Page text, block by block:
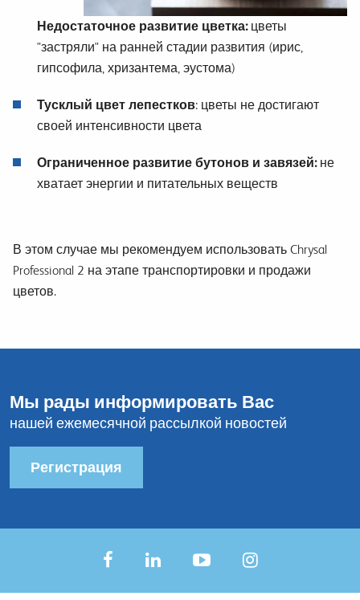
Недостаточное развитие цветка: цветы
"застряли" на ранней стадии развития (ирис,
гипсофила, хризантема, эустома)
Тусклый цвет лепестков: цветы не достигают
своей интенсивности цвета
Ограниченное развитие бутонов и завязей: не
хватает энергии и питательных веществ
В этом случае мы рекомендуем использовать Chrysal
Professional 2 на этапе транспортировки и продажи
цветов.
Мы рады информировать Вас
нашей ежемесячной рассылкой новостей
Регистрация